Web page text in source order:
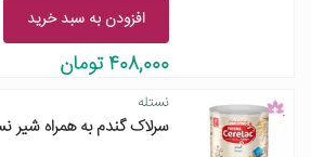
افزودن به سبد خرید
408,000 تومان
نستله
سرلاک گندم به همراه شیر نستله 400